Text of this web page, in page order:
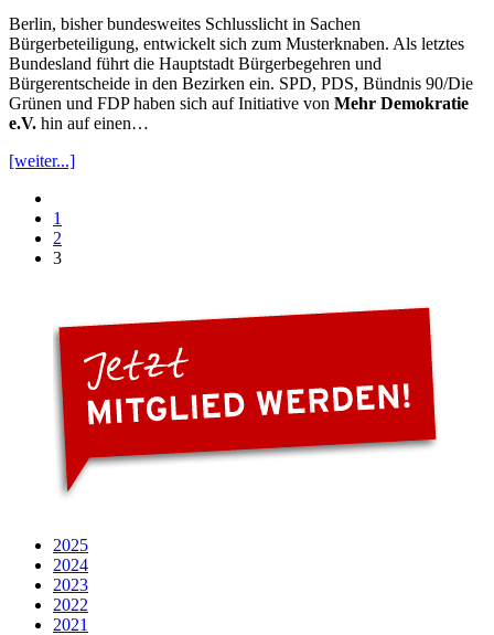
Berlin, bisher bundesweites Schlusslicht in Sachen
Bürgerbeteiligung, entwickelt sich zum Musterknaben. Als letztes
Bundesland führt die Hauptstadt Bürgerbegehren und
Bürgerentscheide in den Bezirken ein. SPD, PDS, Bündnis 90/Die
Grünen und FDP haben sich auf Initiative von Mehr Demokratie
e.V. hin auf einen…
[weiter...]
1
2
3
2025
2024
2023
2022
2021